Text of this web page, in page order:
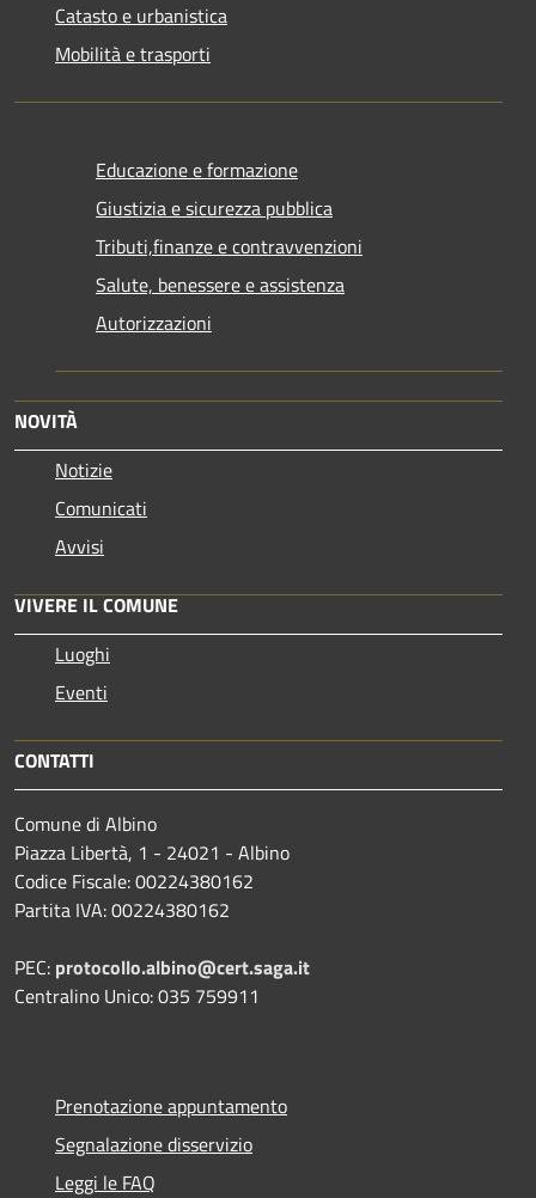
Catasto e urbanistica
Mobilità e trasporti
Educazione e formazione
Giustizia e sicurezza pubblica
Tributi,finanze e contravvenzioni
Salute, benessere e assistenza
Autorizzazioni
NOVITÀ
Notizie
Comunicati
Avvisi
VIVERE IL COMUNE
Luoghi
Eventi
CONTATTI
Comune di Albino
Piazza Libertà, 1 - 24021 - Albino
Codice Fiscale: 00224380162
Partita IVA: 00224380162
PEC: protocollo.albino@cert.saga.it
Centralino Unico: 035 759911
Prenotazione appuntamento
Segnalazione disservizio
Leggi le FAQ